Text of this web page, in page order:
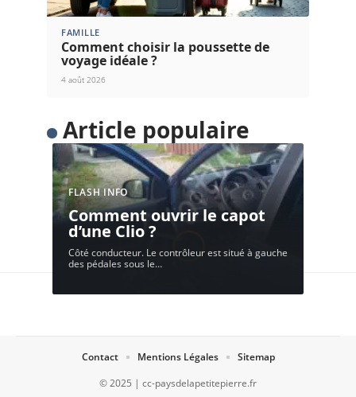
FAMILLE
Comment choisir la poussette de
voyage idéale ?
4 août 2026
Article populaire
FLASH INFO
Comment ouvrir le capot
d’une Clio ?
Côté conducteur. Le contrôleur est situé à gauche
des pédales sous le…
© 2025 | cc-paysdelapetitepierre.fr
Contact Mentions Légales Sitemap